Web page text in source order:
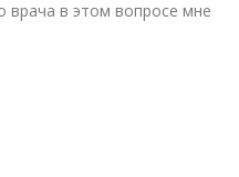
врача в этом вопросе мне